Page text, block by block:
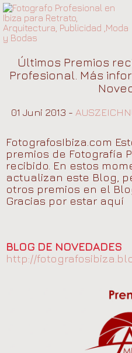
Últimos Premios
Profesional. Más
01 Juni 2013 -
FotografosIbiza.com
premios de Fotografía
recibido. En estos
actualizan este Blog,
otros premios en el
Gracias por estar aquí
BLOG DE NOVEDADES
http://